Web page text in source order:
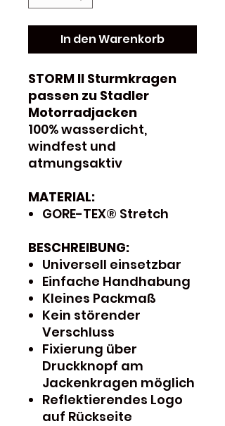
In den Warenkorb
STORM II Sturmkragen
passen zu Stadler
Motorradjacken
100% wasserdicht,
windfest und
atmungsaktiv
MATERIAL:
GORE-TEX® Stretch
BESCHREIBUNG:
Universell einsetzbar
Einfache Handhabung
Kleines Packmaß
Kein störender
Verschluss
Fixierung über
Druckknopf am
Jackenkragen möglich
Reflektierendes Logo
auf Rückseite